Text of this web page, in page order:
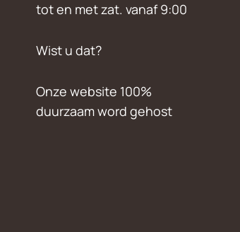
tot en met zat. vanaf 9:00
Wist u dat?
Onze website 100%
duurzaam word gehost